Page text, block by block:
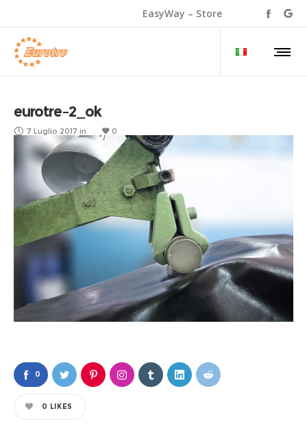
EasyWay – Store
eurotre–2_ok
7 Luglio 2017 in 0
0
0 LIKES